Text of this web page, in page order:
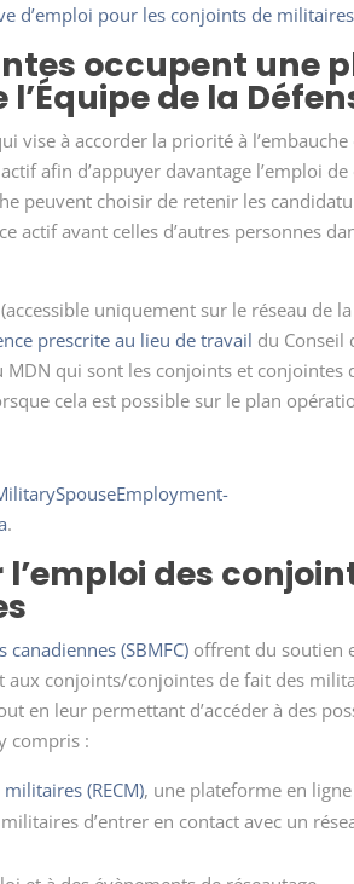
d’emploi pour les conjoints de militaires
occupent une
de la
vise à accorder la priorité à
afin d’appuyer davantage l’emploi de
peuvent choisir de retenir les
avant celles d’autres personnes
(accessible uniquement sur le réseau de
prescrite au lieu de travail du Conseil
qui sont les conjoints et conjointes
cela est possible sur le plan
.
des
(SBMFC) offrent du soutien
aux conjoints/conjointes de fait des
en leur permettant d’accéder à des
compris :
(RECM), une plateforme en
d’entrer en contact avec un